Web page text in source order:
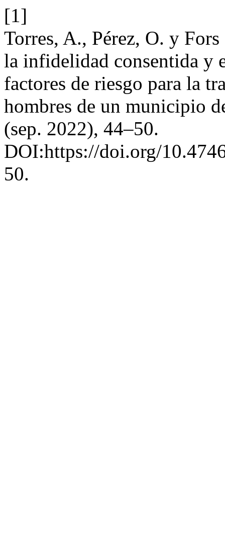
[1]
Torres, A., Pérez, O. y
la infidelidad consentida y
factores de riesgo para la
hombres de un municipio
(sep. 2022), 44–50.
DOI:https://doi.org/
50.